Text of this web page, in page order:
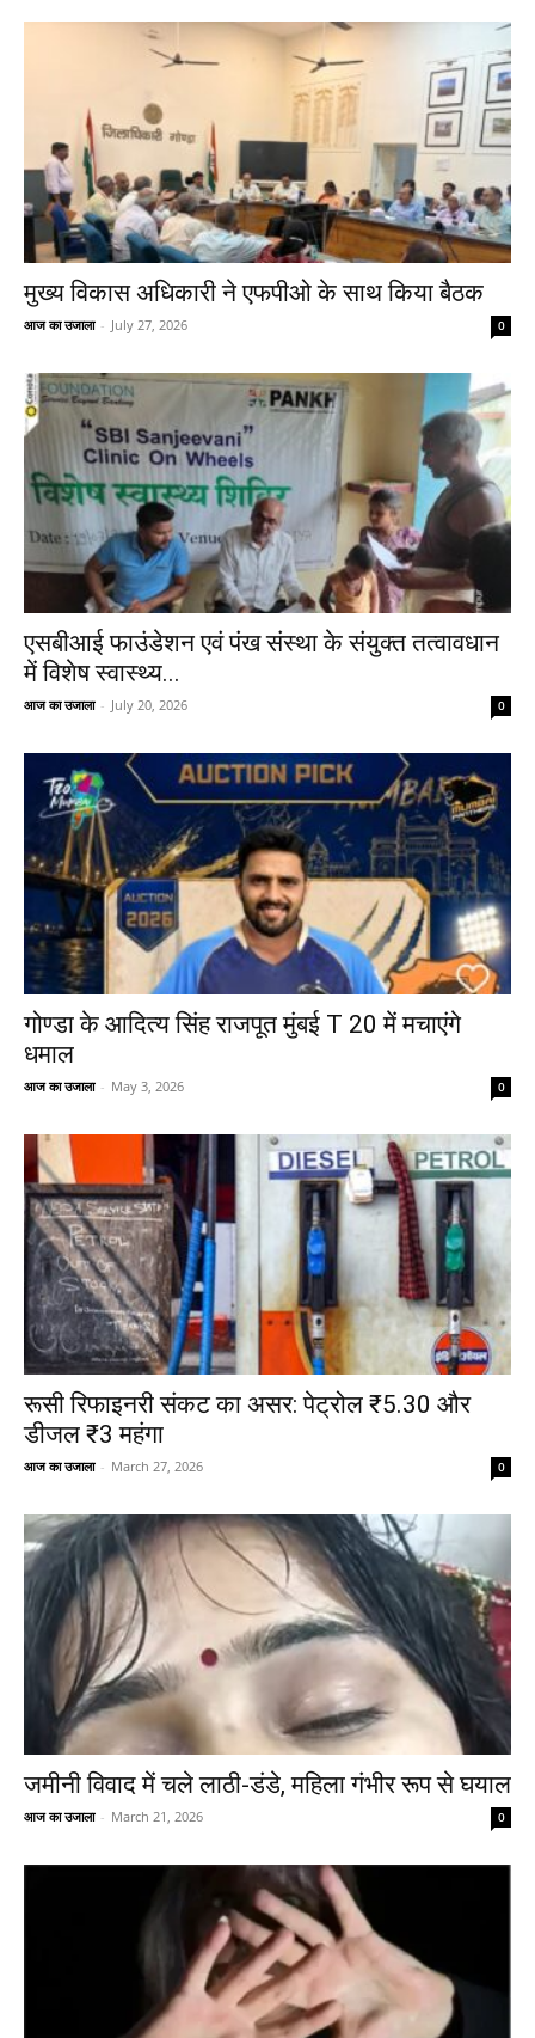
मुख्य विकास अधिकारी ने एफपीओ के साथ किया बैठक
आज का उजाला - July 27, 2026 0
एसबीआई फाउंडेशन एवं पंख संस्था के संयुक्त तत्वावधान
में विशेष स्वास्थ्य...
आज का उजाला - July 20, 2026 0
गोण्डा के आदित्य सिंह राजपूत मुंबई T 20 में मचाएंगे
धमाल
आज का उजाला - May 3, 2026 0
रूसी रिफाइनरी संकट का असर: पेट्रोल ₹5.30 और
डीजल ₹3 महंगा
आज का उजाला - March 27, 2026 0
जमीनी विवाद में चले लाठी-डंडे, महिला गंभीर रूप से घयाल
आज का उजाला - March 21, 2026 0